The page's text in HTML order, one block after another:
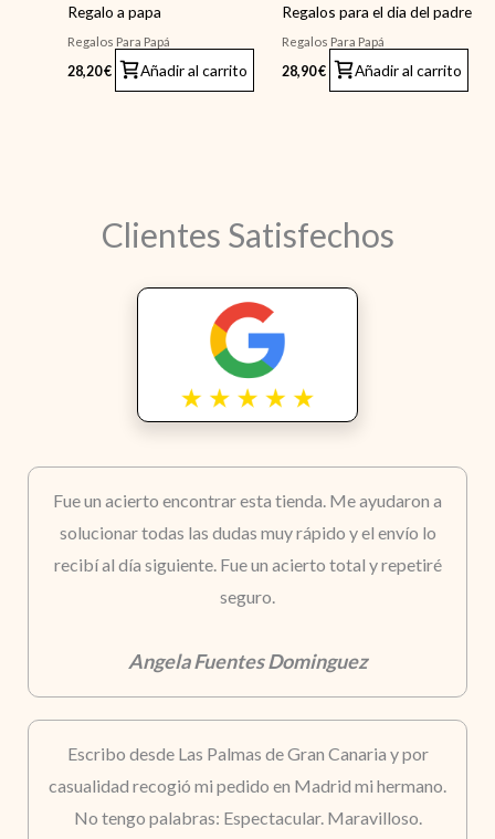
Regalo a papa
Regalos Para Papá
28,20€ Añadir al carrito
Regalos para el dia del padre
Regalos Para Papá
28,90€ Añadir al carrito
Clientes Satisfechos
Fue un acierto encontrar esta tienda. Me ayudaron a
solucionar todas las dudas muy rápido y el envío lo
recibí al día siguiente. Fue un acierto total y repetiré
seguro.
Angela Fuentes Dominguez
Escribo desde Las Palmas de Gran Canaria y por
casualidad recogió mi pedido en Madrid mi hermano.
No tengo palabras: Espectacular. Maravilloso.